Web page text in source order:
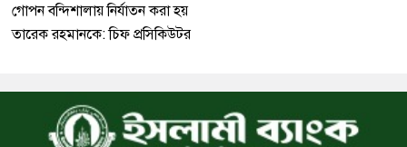
গোপন বন্দিশালায় নির্যাতন করা হয়
তারেক রহমানকে: চিফ প্রসিকিউটর